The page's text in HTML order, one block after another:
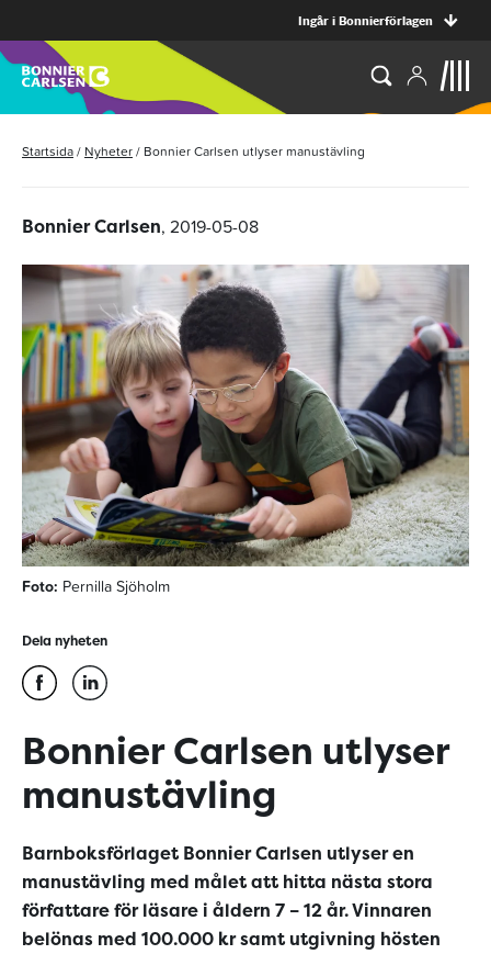
Ingår i Bonnierförlagen
Startsida/ Nyheter/ Bonnier Carlsen utlyser manustävling
Bonnier Carlsen, 2019-05-08
Foto: Pernilla Sjöholm
Dela nyheten
Bonnier Carlsen utlyser
manustävling
Barnboksförlaget Bonnier Carlsen utlyser en
manustävling med målet att hitta nästa stora
författare för läsare i åldern 7 – 12 år. Vinnaren
belönas med 100.000 kr samt utgivning hösten